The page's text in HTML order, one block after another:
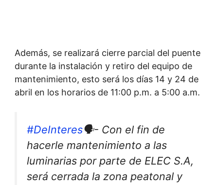
Además, se realizará cierre parcial del puente
durante la instalación y retiro del equipo de
mantenimiento, esto será los días 14 y 24 de
abril en los horarios de 11:00 p.m. a 5:00 a.m.
#DeInteres🗣- Con el fin de
hacerle mantenimiento a las
luminarias por parte de ELEC S.A,
será cerrada la zona peatonal y